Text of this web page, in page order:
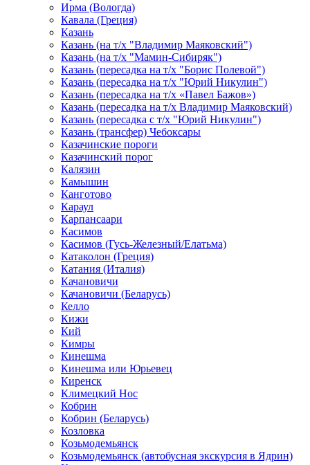
Ирма (Вологда)
Кавала (Греция)
Казань
Казань (на т/х "Владимир Маяковский")
Казань (на т/х "Мамин-Сибиряк")
Казань (пересадка на т/х "Борис Полевой")
Казань (пересадка на т/х "Юрий Никулин")
Казань (пересадка на т/х «Павел Бажов»)
Казань (пересадка на т/х Владимир Маяковский)
Казань (пересадка с т/х "Юрий Никулин")
Казань (трансфер) Чебоксары
Казачинские пороги
Казачинский порог
Калязин
Камышин
Канготово
Караул
Карпансаари
Касимов
Касимов (Гусь-Железный/Елатьма)
Катаколон (Греция)
Катания (Италия)
Качановичи
Качановичи (Беларусь)
Келло
Кижи
Кий
Кимры
Кинешма
Кинешма или Юрьевец
Киренск
Климецкий Нос
Кобрин
Кобрин (Беларусь)
Козловка
Козьмодемьянск
Козьмодемьянск (автобусная экскурсия в Ядрин)